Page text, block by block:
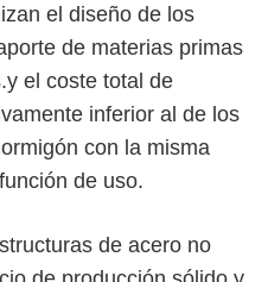
de acero
el diseño de los
de materias primas
el coste total de
inferior al de los
con la misma
de uso.
de acero no